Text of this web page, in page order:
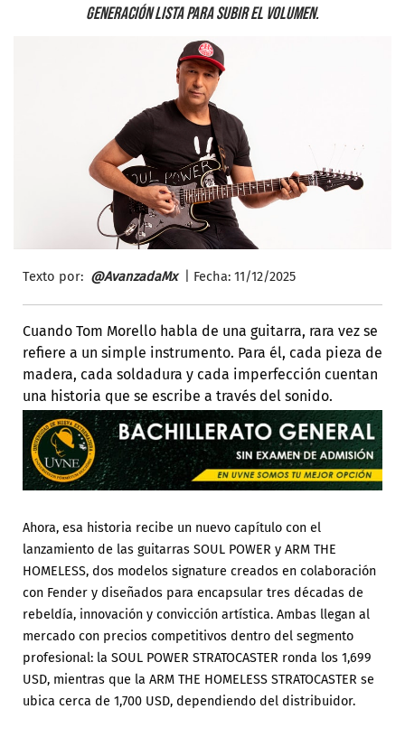
generación lista para subir el volumen.
Texto por: @AvanzadaMx | Fecha: 11/12/2025
Cuando Tom Morello habla de una guitarra, rara vez se
refiere a un simple instrumento. Para él, cada pieza de
madera, cada soldadura y cada imperfección cuentan
una historia que se escribe a través del sonido.
Ahora, esa historia recibe un nuevo capítulo con el
lanzamiento de las guitarras SOUL POWER y ARM THE
HOMELESS, dos modelos signature creados en colaboración
con Fender y diseñados para encapsular tres décadas de
rebeldía, innovación y convicción artística. Ambas llegan al
mercado con precios competitivos dentro del segmento
profesional: la SOUL POWER STRATOCASTER ronda los 1,699
USD, mientras que la ARM THE HOMELESS STRATOCASTER se
ubica cerca de 1,700 USD, dependiendo del distribuidor.